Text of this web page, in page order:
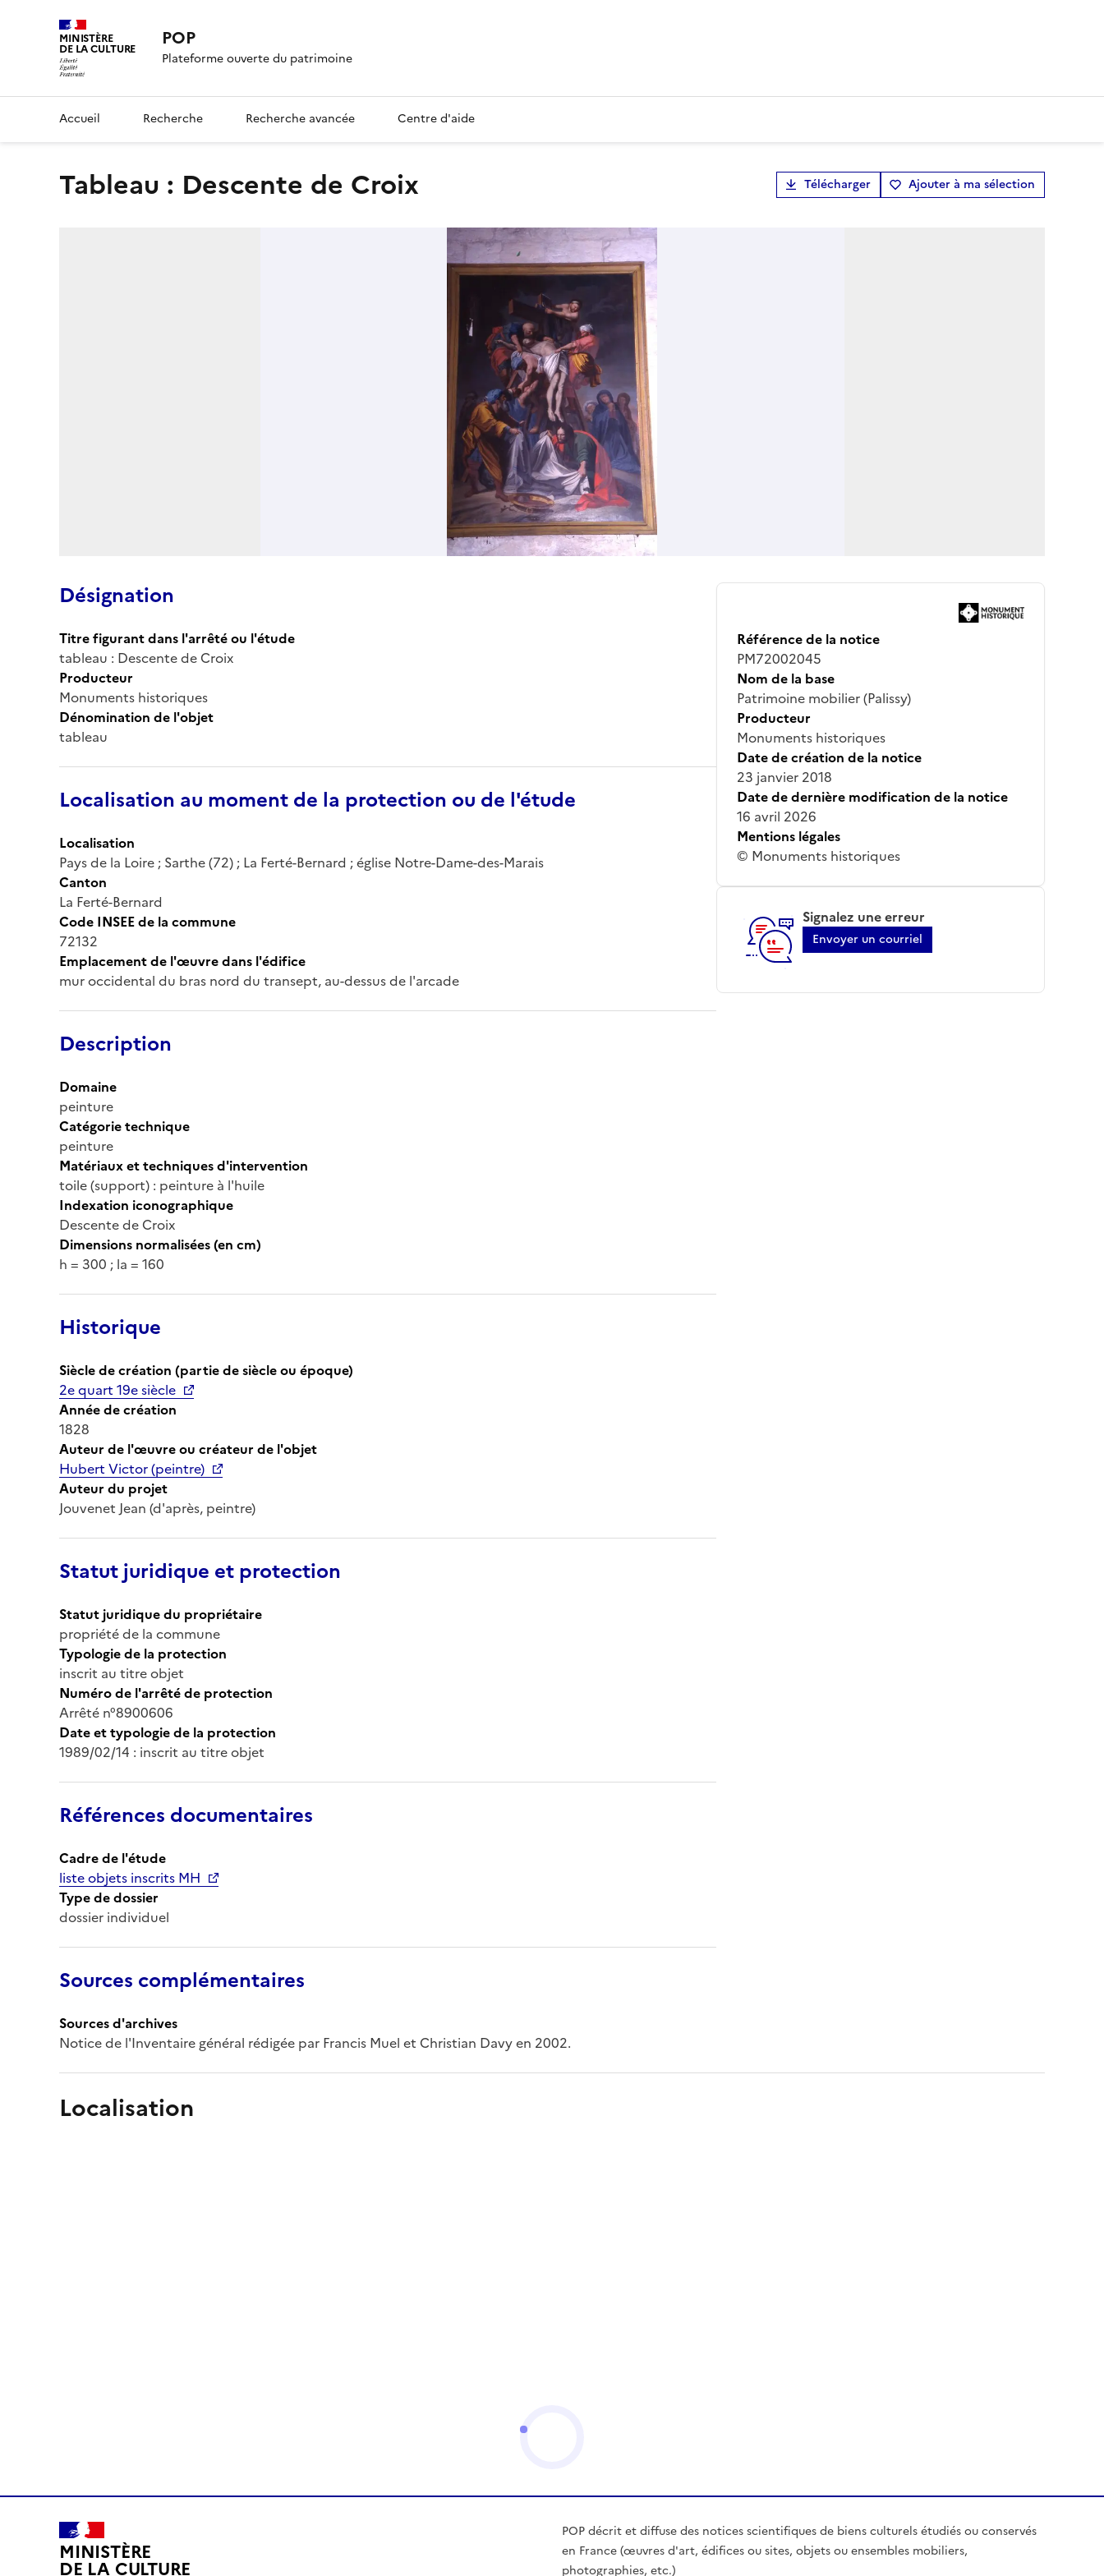
MINISTÈRE
DE LA CULTURE POP
Plateforme ouverte du patrimoine
Accueil Recherche Recherche avancée Centre d'aide
tableau : Descente de Croix Télécharger Ajouter à ma sélection
Désignation
Titre figurant dans l'arrêté ou l'étude
tableau : Descente de Croix
Producteur
Monuments historiques
Dénomination de l'objet
tableau
Localisation au moment de la protection ou de l'étude
Localisation
Pays de la Loire ; Sarthe (72) ; La Ferté-Bernard ; église Notre-Dame-des-Marais
Canton
La Ferté-Bernard
Code INSEE de la commune
72132
Emplacement de l'œuvre dans l'édifice
mur occidental du bras nord du transept, au-dessus de l'arcade
Description
Domaine
peinture
Catégorie technique
peinture
Matériaux et techniques d'intervention
toile (support) : peinture à l'huile
Indexation iconographique
Descente de Croix
Dimensions normalisées (en cm)
h = 300 ; la = 160
Historique
Siècle de création (partie de siècle ou époque)
2e quart 19e siècle
Année de création
1828
Auteur de l'œuvre ou créateur de l'objet
Hubert Victor (peintre)
Auteur du projet
Jouvenet Jean (d'après, peintre)
Statut juridique et protection
Statut juridique du propriétaire
propriété de la commune
Typologie de la protection
inscrit au titre objet
Numéro de l'arrêté de protection
Arrêté n°8900606
Date et typologie de la protection
1989/02/14 : inscrit au titre objet
Références documentaires
Cadre de l'étude
liste objets inscrits MH
Type de dossier
dossier individuel
Sources complémentaires
Sources d'archives
Notice de l'Inventaire général rédigée par Francis Muel et Christian Davy en 2002.
Référence de la notice
PM72002045
Nom de la base
Patrimoine mobilier (Palissy)
Producteur
Monuments historiques
Date de création de la notice
23 janvier 2018
Date de dernière modification de la notice
16 avril 2026
Mentions légales
© Monuments historiques
Signalez une erreur
Envoyer un courriel
Localisation
MINISTÈRE
DE LA CULTURE
POP décrit et diffuse des notices scientifiques de biens culturels étudiés ou conservés
en France (œuvres d'art, édifices ou sites, objets ou ensembles mobiliers,
photographies, etc.)